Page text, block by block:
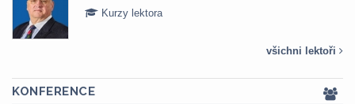
Kurzy lektora
všichni lektoři
KONFERENCE